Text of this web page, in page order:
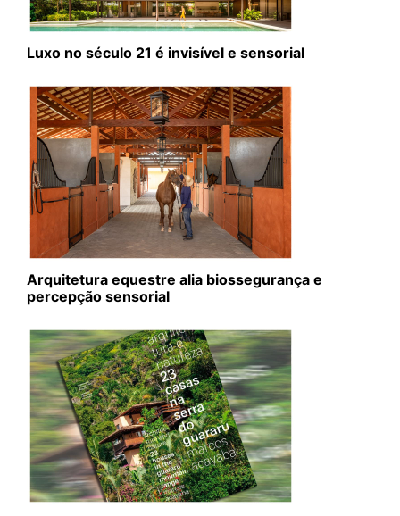
Luxo no século 21 é invisível e sensorial
Arquitetura equestre alia biossegurança e
percepção sensorial